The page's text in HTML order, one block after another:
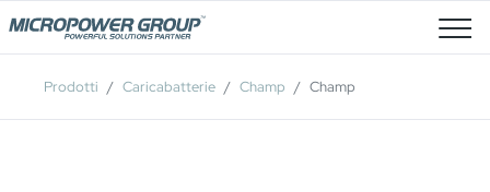
Posti Vacanti
Prodotti Caricabatterie Champ Champ